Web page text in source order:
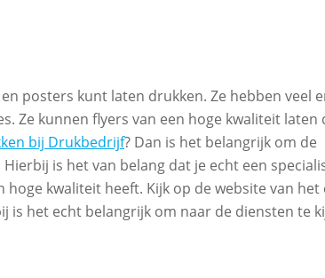
posters kunt laten drukken. Ze hebben veel
Ze kunnen flyers van een hoge kwaliteit laten
bij Drukbedrijf? Dan is het belangrijk om de
is het van belang dat je echt een
kwaliteit heeft. Kijk op de website van het
het echt belangrijk om naar de diensten te